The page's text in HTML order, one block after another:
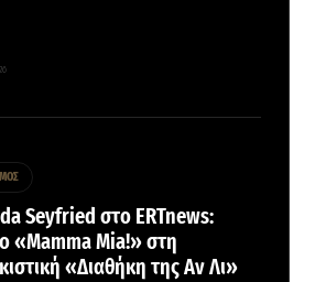
Seyfried στο ERTnews:
«Mamma Mia!» στη
«Διαθήκη της Αν Λι»